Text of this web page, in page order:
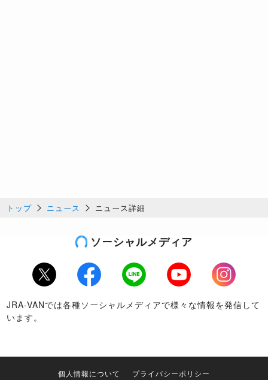
トップ ニュース ニュース詳細
ソーシャルメディア
Twitter Facebook LINE Youtube
Instagram
JRA-VANでは各種ソーシャルメディアで様々な情報を発信して
います。
個人情報について プライバシーポリシー